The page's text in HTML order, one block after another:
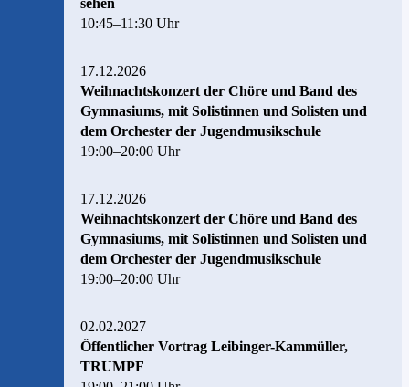
sehen
10:45–11:30 Uhr
17.12.2026
Weihnachtskonzert der Chöre und Band des
Gymnasiums, mit Solistinnen und Solisten und
dem Orchester der Jugendmusikschule
19:00–20:00 Uhr
17.12.2026
Weihnachtskonzert der Chöre und Band des
Gymnasiums, mit Solistinnen und Solisten und
dem Orchester der Jugendmusikschule
19:00–20:00 Uhr
02.02.2027
Öffentlicher Vortrag Leibinger-Kammüller,
TRUMPF